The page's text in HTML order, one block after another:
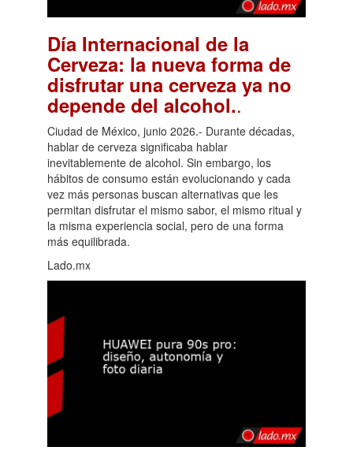
Día Internacional de la
Cerveza: la nueva forma de
disfrutar una cerveza ya no
depende del alcohol..
Ciudad de México, junio 2026.- Durante décadas,
hablar de cerveza significaba hablar
inevitablemente de alcohol. Sin embargo, los
hábitos de consumo están evolucionando y cada
vez más personas buscan alternativas que les
permitan disfrutar el mismo sabor, el mismo ritual y
la misma experiencia social, pero de una forma
más equilibrada.
Lado.mx